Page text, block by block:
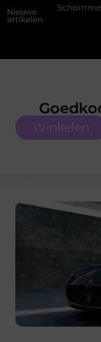
Nieuwe
artikelen
kopen: kies eerst
Winkelen